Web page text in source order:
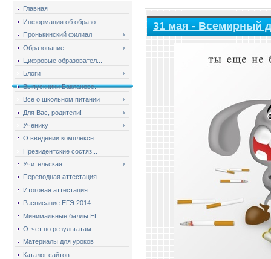
Главная
Информация об образо...
Пронькинский филиал
Образование
Цифровые образовател...
Блоги
Выпускники Баклановс...
Всё о школьном питании
Для Вас, родители!
Ученику
О введении комплексн...
Президентские состяз...
Учительская
Переводная аттестация
Итоговая аттестация ...
Расписание ЕГЭ 2014
Минимальные баллы ЕГ...
Отчет по результатам...
Материалы для уроков
Каталог сайтов
31 мая - Всемирный